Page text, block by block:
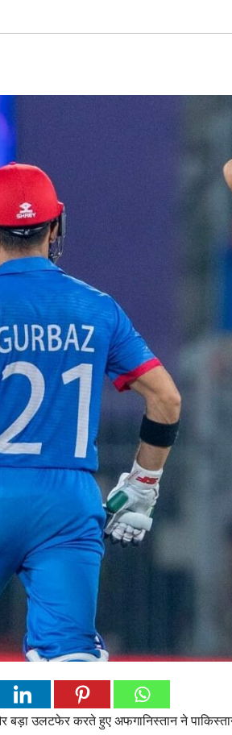
उलटफेर करते हुए अफगानिस्‍तान ने